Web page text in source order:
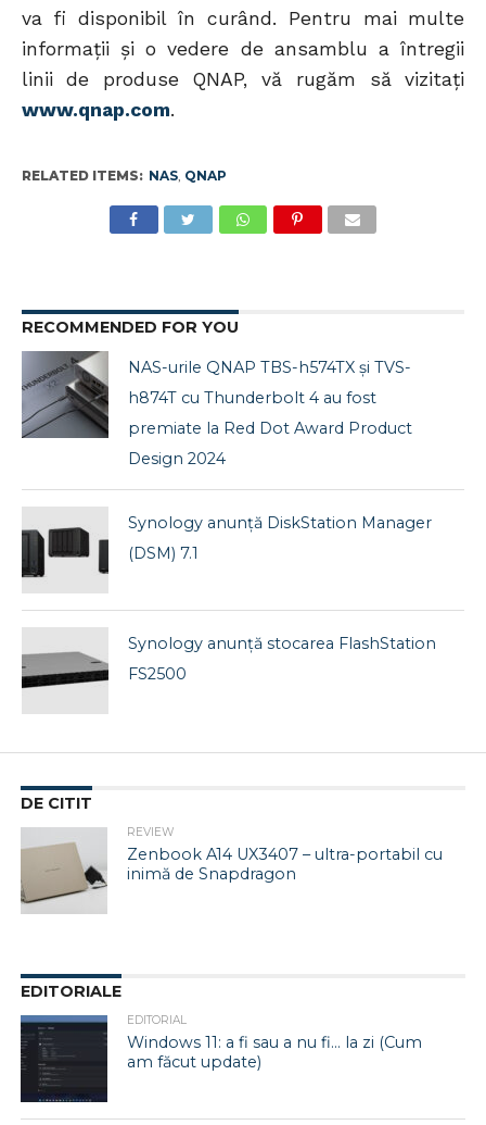
va fi disponibil în curând. Pentru mai multe
informații și o vedere de ansamblu a întregii
linii de produse QNAP, vă rugăm să vizitați
www.qnap.com.
RELATED ITEMS: NAS, QNAP
RECOMMENDED FOR YOU
NAS-urile QNAP TBS-h574TX și TVS-
h874T cu Thunderbolt 4 au fost
premiate la Red Dot Award Product
Design 2024
Synology anunţă DiskStation Manager
(DSM) 7.1
Synology anunţă stocarea FlashStation
FS2500
DE CITIT
REVIEW
Zenbook A14 UX3407 – ultra-portabil cu
inimă de Snapdragon
EDITORIALE
EDITORIAL
Windows 11: a fi sau a nu fi… la zi (Cum
am făcut update)